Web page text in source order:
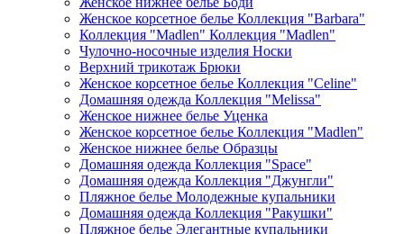
Женское корсетное белье Коллекция "Barbara"
Коллекция "Madlen" Коллекция "Madlen"
Чулочно-носочные изделия Носки
Верхний трикотаж Брюки
Женское корсетное белье Коллекция "Celine"
Домашняя одежда Коллекция "Melissa"
Женское нижнее белье Уценка
Женское корсетное белье Коллекция "Madlen"
Женское нижнее белье Образцы
Домашняя одежда Коллекция "Space"
Домашняя одежда Коллекция "Джунгли"
Пляжное белье Молодежные купальники
Домашняя одежда Коллекция "Ракушки"
Пляжное белье Элегантные купальники